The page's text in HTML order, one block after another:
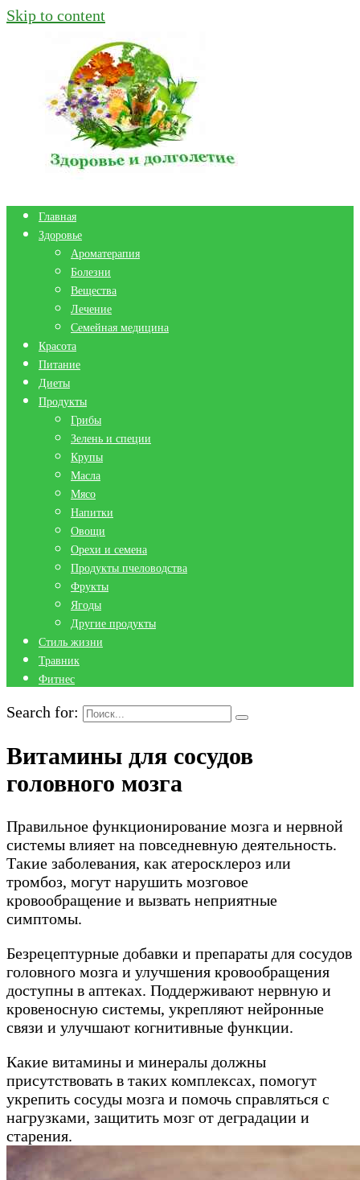
Skip to content
Главная
Здоровье
Ароматерапия
Болезни
Вещества
Лечение
Семейная медицина
Красота
Питание
Диеты
Продукты
Грибы
Зелень и специи
Крупы
Масла
Мясо
Напитки
Овощи
Орехи и семена
Продукты пчеловодства
Фрукты
Ягоды
Другие продукты
Стиль жизни
Травник
Фитнес
Search for:
Витамины для сосудов
головного мозга
Правильное функционирование мозга и нервной
системы влияет на повседневную деятельность.
Такие заболевания, как атеросклероз или
тромбоз, могут нарушить мозговое
кровообращение и вызвать неприятные
симптомы.
Безрецептурные добавки и препараты для сосудов
головного мозга и улучшения кровообращения
доступны в аптеках. Поддерживают нервную и
кровеносную системы, укрепляют нейронные
связи и улучшают когнитивные функции.
Какие витамины и минералы должны
присутствовать в таких комплексах, помогут
укрепить сосуды мозга и помочь справляться с
нагрузками, защитить мозг от деградации и
старения.